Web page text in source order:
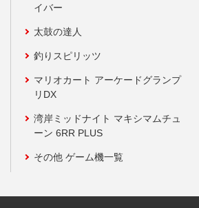
イバー
太鼓の達人
釣りスピリッツ
マリオカート アーケードグランプ
リDX
湾岸ミッドナイト マキシマムチュ
ーン 6RR PLUS
その他 ゲーム機一覧